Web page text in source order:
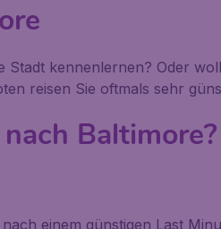
Stadt kennenlernen? Oder
reisen Sie oftmals sehr
einem günstigen Last